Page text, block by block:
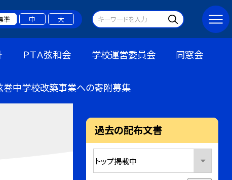
準 中 大
ＰＴＡ弦和会 学校運営委員会 同窓会
巻中学校改築事業への寄附募集
過去の配布文書